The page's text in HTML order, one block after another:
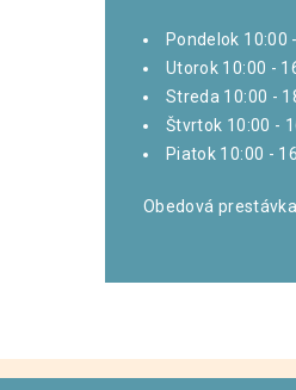
Pondelok 10:00
Utorok 10:00 -
Streda 10:00 -
Štvrtok 10:00 -
Piatok 10:00 -
Obedová